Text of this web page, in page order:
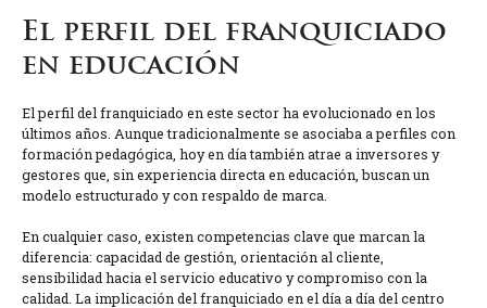
El perfil del franquiciado
en educación
El perfil del franquiciado en este sector ha evolucionado en los
últimos años. Aunque tradicionalmente se asociaba a perfiles con
formación pedagógica, hoy en día también atrae a inversores y
gestores que, sin experiencia directa en educación, buscan un
modelo estructurado y con respaldo de marca.
En cualquier caso, existen competencias clave que marcan la
diferencia: capacidad de gestión, orientación al cliente,
sensibilidad hacia el servicio educativo y compromiso con la
calidad. La implicación del franquiciado en el día a día del centro